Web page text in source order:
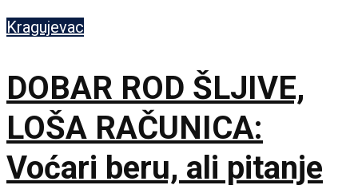
Kragujevac
DOBAR ROD ŠLJIVE,
LOŠA RAČUNICA:
Voćari beru, ali pitanje